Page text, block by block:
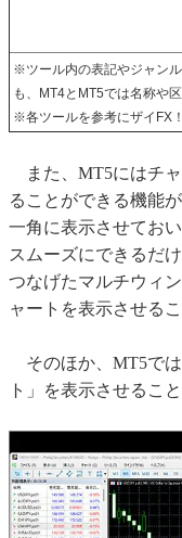
※ツール内の表記やジャン
も、MT4とMT5では名称や
※各ツールを参考にザイFX
また、MT5にはチ
ることができる機能
一角に表示させてお
スムーズにできるだ
つなげたマルチウィ
ャートを表示させる
そのほか、MT5で
ト」を表示させるこ